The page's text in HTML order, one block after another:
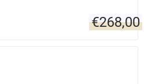
€268,00